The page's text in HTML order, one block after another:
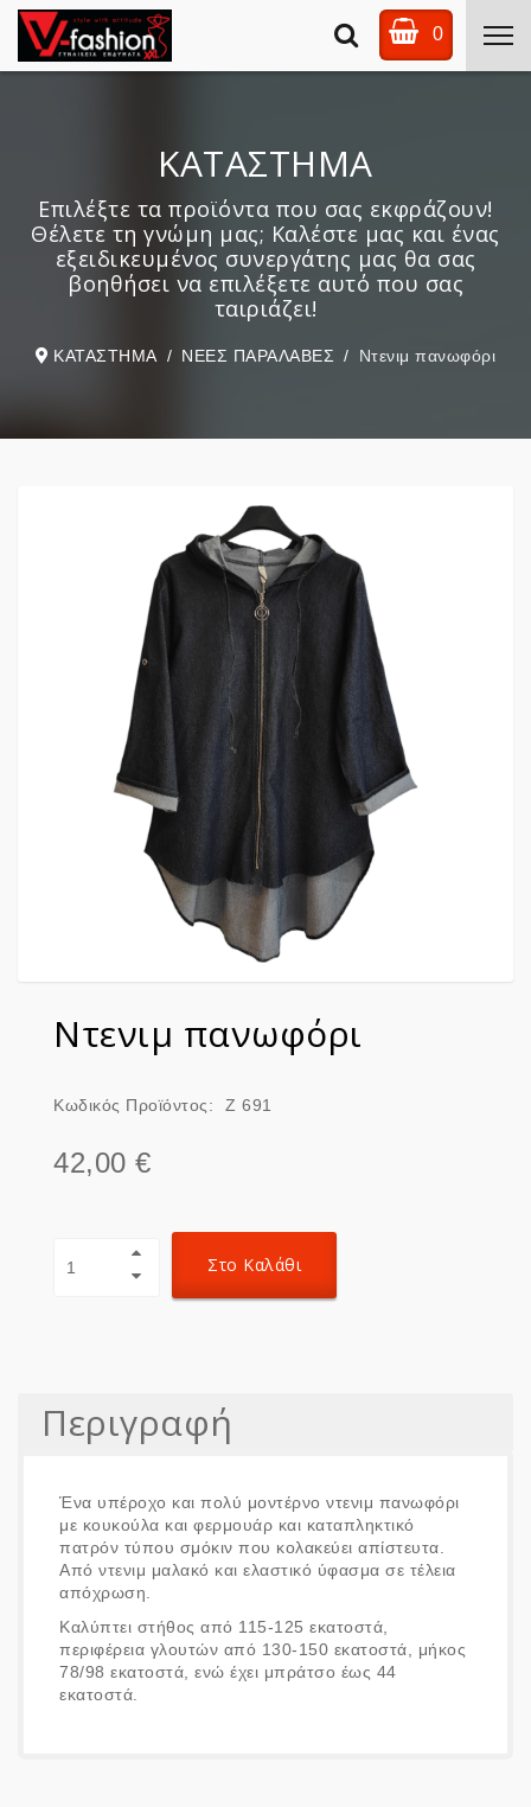
0
ΚΑΤΑΣΤΗΜΑ
Επιλέξτε τα προϊόντα που σας εκφράζουν!
Θέλετε τη γνώμη μας; Καλέστε μας και ένας
εξειδικευμένος συνεργάτης μας θα σας
βοηθήσει να επιλέξετε αυτό που σας
ταιριάζει!
ΚΑΤΑΣΤΗΜΑ ΝΕΕΣ ΠΑΡΑΛΑΒΕΣ Ντενιμ πανωφόρι
Ντενιμ πανωφόρι
Κωδικός Προϊόντος: Ζ 691
42,00 €
Στο Καλάθι
Περιγραφή
Ένα υπέροχο και πολύ μοντέρνο ντενιμ πανωφόρι
με κουκούλα και φερμουάρ και καταπληκτικό
πατρόν τύπου σμόκιν που κολακεύει απίστευτα.
Από ντενιμ μαλακό και ελαστικό ύφασμα σε τέλεια
απόχρωση.
Καλύπτει στήθος από 115-125 εκατοστά,
περιφέρεια γλουτών από 130-150 εκατοστά, μήκος
78/98 εκατοστά, ενώ έχει μπράτσο έως 44
εκατοστά.